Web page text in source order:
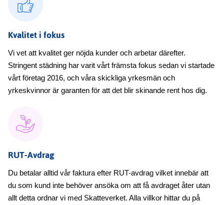
Kvalitet i fokus
Vi vet att kvalitet ger nöjda kunder och arbetar därefter.
Stringent städning har varit vårt främsta fokus sedan vi startade
vårt företag 2016, och våra skickliga yrkesmän och
yrkeskvinnor är garanten för att det blir skinande rent hos dig.
RUT-Avdrag
Du betalar alltid vår faktura efter RUT-avdrag vilket innebär att
du som kund inte behöver ansöka om att få avdraget åter utan
allt detta ordnar vi med Skatteverket. Alla villkor hittar du på